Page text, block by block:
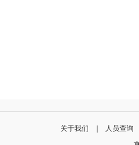
关于我们 人员查询